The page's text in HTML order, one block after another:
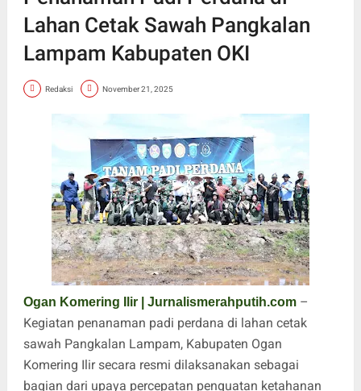
Lahan Cetak Sawah Pangkalan
Lampam Kabupaten OKI
Redaksi November 21, 2025
Ogan Komering Ilir | Jurnalismerahputih.com–
Kegiatan penanaman padi perdana di lahan cetak
sawah Pangkalan Lampam, Kabupaten Ogan
Komering Ilir secara resmi dilaksanakan sebagai
bagian dari upaya percepatan penguatan ketahanan